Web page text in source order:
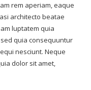
rem aperiam, eaque
architecto beatae
luptatem quia
quia consequuntur
nesciunt. Neque
dolor sit amet,